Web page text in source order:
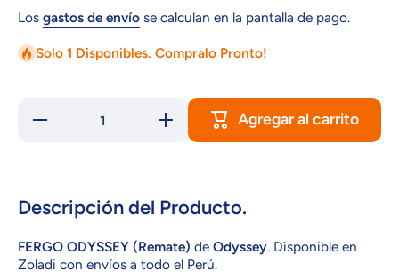
Los gastos de envío se calculan en la pantalla de pago.
Solo 1 Disponibles. Compralo Pronto!
Reducir
Aumentar
cantidad
para
Agregar al carrito
Descripción del Producto.
FERGO ODYSSEY (Remate) de Odyssey. Disponible en
Zoladi con envíos a todo el Perú.